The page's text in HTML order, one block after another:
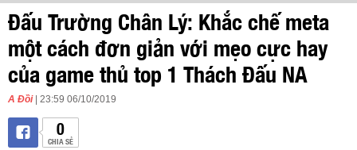
Đấu Trường Chân Lý: Khắc chế meta
một cách đơn giản với mẹo cực hay
của game thủ top 1 Thách Đấu NA
A Đồi | 23:59 06/10/2019
0
CHIA SẺ